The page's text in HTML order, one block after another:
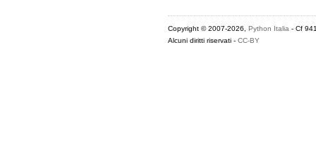
Copyright © 2007-2026, Python Italia - Cf
Alcuni diritti riservati - CC-BY